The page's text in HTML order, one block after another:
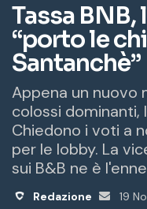
Tassa
“porto le
Santanchè”
Appena un nuovo
colossi dominanti,
Chiedono i voti a
per le lobby. La
sui B&B ne è
Redazione
Invia
19